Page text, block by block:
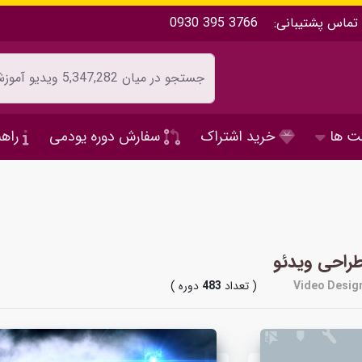
پشتیبانی: 0930 395 3766
ها خرید اشتراک سفارش دوره یودمی
ویدئو
Video ( تعداد 483 دوره )